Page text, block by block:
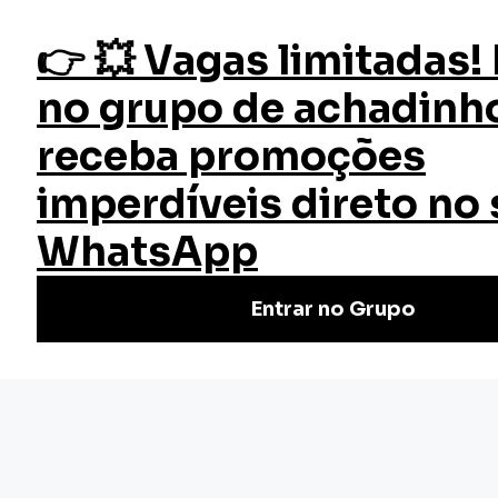
fazer login
Início Cursos Cursos Gratuitos Comunicação e Oratória
Curso Comunicação e Oratória
Você está procurando melhorar suas habilidades de falar
em público? Aprenda estratégias e técnicas para criar
discursos envolventes e poderosos. Matricule-se!